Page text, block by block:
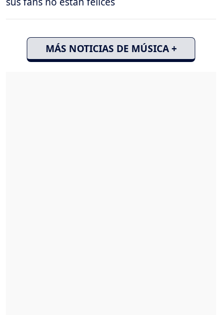
MÁS NOTICIAS DE MÚSICA +